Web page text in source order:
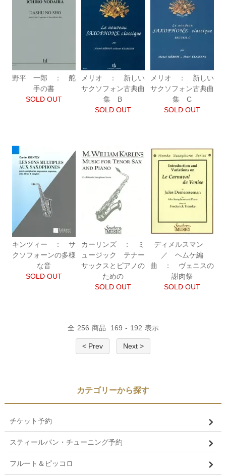
野平 一郎 ： 舵
手の書
SOLD OUT
メリオ ： 新しい
サクソフォン古典曲
集 B
SOLD OUT
メリオ ： 新しい
サクソフォン古典曲
集 C
SOLD OUT
キンツィー ： サ
クソフォーンの多様
な音
SOLD OUT
カーリンズ ： ミ
ュージック テナー
サックスとピアノの
ための
SOLD OUT
ディメルスマン
／ ヘムケ編
曲 ： ヴェニスの
謝肉祭
SOLD OUT
全 256 商品 169 - 192 表示
< Prev Next >
カテゴリーから探す
チケット予約
スティールパン・チューニング予約
フルート＆ピッコロ